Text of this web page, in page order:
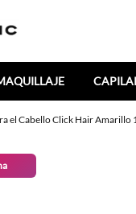
el Cabello Click Hair Amarillo